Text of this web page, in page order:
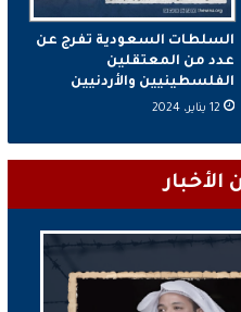
السلطات السعودية تفرج عن
عدد من المعتقلين
الفلسطينيين والأردنيين
12 يناير، 2024
الأخبار